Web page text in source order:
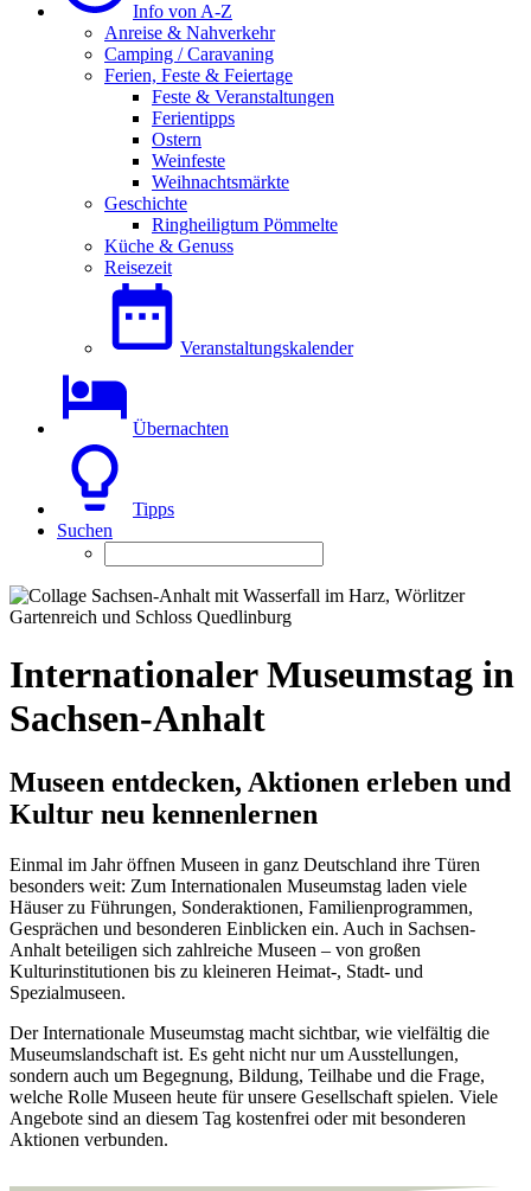
Info von A-Z
Anreise & Nahverkehr
Camping / Caravaning
Ferien, Feste & Feiertage
Feste & Veranstaltungen
Ferientipps
Ostern
Weinfeste
Weihnachtsmärkte
Geschichte
Ringheiligtum Pömmelte
Küche & Genuss
Reisezeit
Veranstaltungskalender
Übernachten
Tipps
Suchen
Internationaler Museumstag in
Sachsen-Anhalt
Museen entdecken, Aktionen erleben und
Kultur neu kennenlernen
Einmal im Jahr öffnen Museen in ganz Deutschland ihre Türen
besonders weit: Zum Internationalen Museumstag laden viele
Häuser zu Führungen, Sonderaktionen, Familienprogrammen,
Gesprächen und besonderen Einblicken ein. Auch in Sachsen-
Anhalt beteiligen sich zahlreiche Museen – von großen
Kulturinstitutionen bis zu kleineren Heimat-, Stadt- und
Spezialmuseen.
Der Internationale Museumstag macht sichtbar, wie vielfältig die
Museumslandschaft ist. Es geht nicht nur um Ausstellungen,
sondern auch um Begegnung, Bildung, Teilhabe und die Frage,
welche Rolle Museen heute für unsere Gesellschaft spielen. Viele
Angebote sind an diesem Tag kostenfrei oder mit besonderen
Aktionen verbunden.